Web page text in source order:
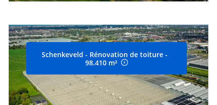
Schenkeveld - Rénovation de toiture -
98.410 m²